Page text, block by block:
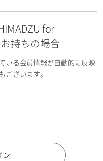
for
持ちの場合
いる会員情報が自動的に反映
ございます。
ン